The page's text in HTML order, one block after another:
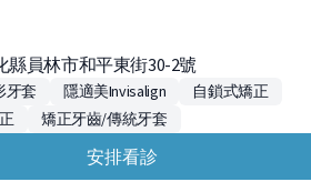
縣員林市和平東街30-2號
牙套 隱適美Invisalign
自鎖式矯正
矯正牙齒/傳統牙套
安排看診